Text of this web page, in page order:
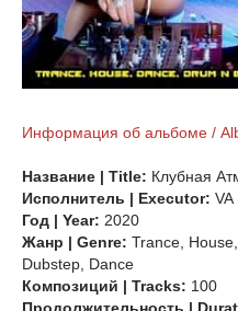
Информация об альбоме /
Название | Title: Клубная
Исполнитель | Executor: VA
Год | Year: 2020
Жанр | Genre: Trance,
Dubstep, Dance
Композиций | Tracks: 100